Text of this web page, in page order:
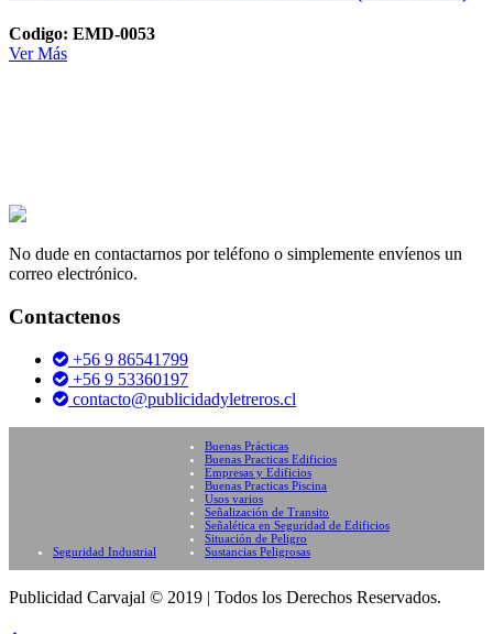
Codigo: EMD-0053
Ver Más
No dude en contactarnos por teléfono o simplemente envíenos un
correo electrónico.
Contactenos
+56 9 86541799
+56 9 53360197
contacto@publicidadyletreros.cl
Seguridad Industrial
Buenas Prácticas
Buenas Practicas Edificios
Empresas y Edificios
Buenas Practicas Piscina
Usos varios
Señalización de Transito
Señalética en Seguridad de Edificios
Situación de Peligro
Sustancias Peligrosas
Publicidad Carvajal © 2019 | Todos los Derechos Reservados.